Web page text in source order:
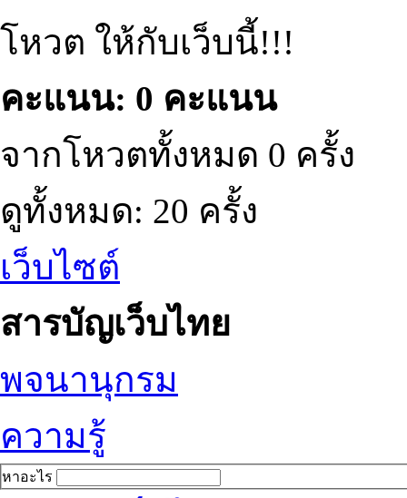
โหวต ให้กับเว็บนี้!!!
คะแนน: 0 คะแนน
จากโหวตทั้งหมด 0 ครั้ง
ดูทั้งหมด: 20 ครั้ง
เว็บไซต์
สารบัญเว็บไทย
พจนานุกรม
ความรู้
หาอะไร